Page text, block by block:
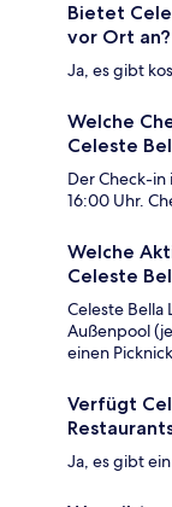
Bietet
vor Ort an?
Ja, es gibt
Welche
Celeste
Der Check-
16:00 Uhr.
Welche
Celeste
Celeste Bella
Außenpool
einen
Verfügt
Ja, es gibt